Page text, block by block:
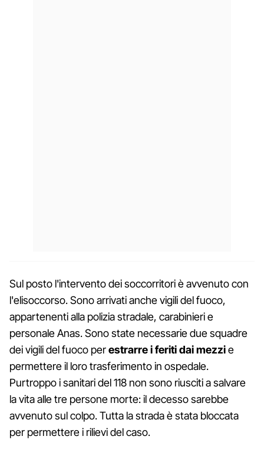
Sul posto l'intervento dei soccorritori è avvenuto con
l'elisoccorso. Sono arrivati anche vigili del fuoco,
appartenenti alla polizia stradale, carabinieri e
personale Anas. Sono state necessarie due squadre
dei vigili del fuoco perestrarre i feriti dai mezzie
permettere il loro trasferimento in ospedale.
Purtroppo i sanitari del 118 non sono riusciti a salvare
la vita alle tre persone morte: il decesso sarebbe
avvenuto sul colpo. Tutta la strada è stata bloccata
per permettere i rilievi del caso.